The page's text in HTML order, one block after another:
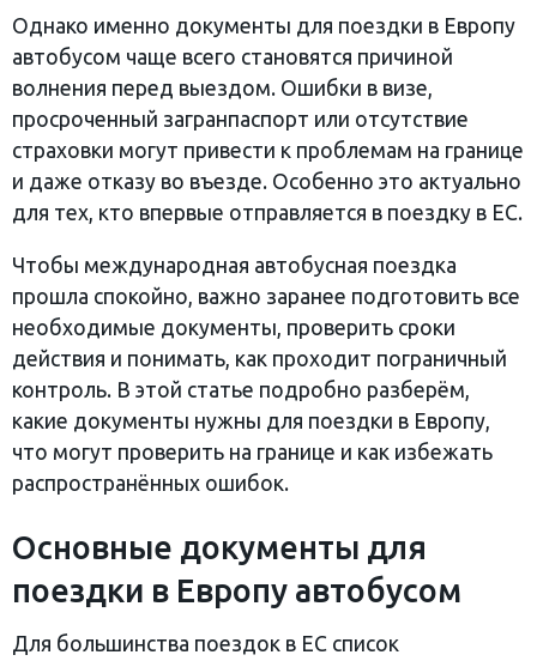
Однако именно документы для поездки в Европу
автобусом чаще всего становятся причиной
волнения перед выездом. Ошибки в визе,
просроченный загранпаспорт или отсутствие
страховки могут привести к проблемам на границе
и даже отказу во въезде. Особенно это актуально
для тех, кто впервые отправляется в поездку в ЕС.
Чтобы международная автобусная поездка
прошла спокойно, важно заранее подготовить все
необходимые документы, проверить сроки
действия и понимать, как проходит пограничный
контроль. В этой статье подробно разберём,
какие документы нужны для поездки в Европу,
что могут проверить на границе и как избежать
распространённых ошибок.
Основные документы для
поездки в Европу автобусом
Для большинства поездок в ЕС список